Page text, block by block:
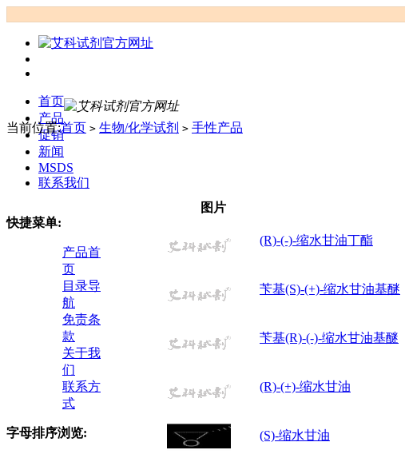
首页
产品
促销
新闻
MSDS
联系我们
当前位置:首页 > 生物/化学试剂 > 手性产品
快捷菜单:
产品首
页
目录导
航
免责条
款
关于我
们
联系方
式
字母排序浏览:
图片
(R)-(-)-缩水甘油丁酯
苄基(S)-(+)-缩水甘油基醚
苄基(R)-(-)-缩水甘油基醚
(R)-(+)-缩水甘油
(S)-缩水甘油